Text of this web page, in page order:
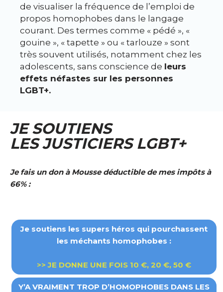
de visualiser la fréquence de l’emploi de
propos homophobes dans le langage
courant. Des termes comme « pédé », «
gouine », « tapette » ou « tarlouze » sont
très souvent utilisés, notamment chez les
adolescents, sans conscience de leurs
effets néfastes sur les personnes
LGBT+.
JE SOUTIENS
LES JUSTICIERS LGBT+
Je fais un don à Mousse déductible de mes impôts à
66% :
Je soutiens les supers héros qui pourchassent
les méchants homophobes :
>> JE DONNE UNE FOIS 10 €, 20 €, 50 €
Y’A VRAIMENT TROP D’HOMOPHOBES DANS LES